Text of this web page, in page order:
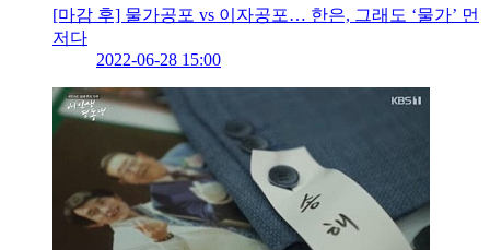
[마감 후] 물가공포 vs 이자공포… 한은, 그래도 ‘물가’ 먼
저다
2022-06-28 15:00